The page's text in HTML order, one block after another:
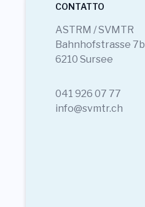
CONTATTO
ASTRM / SVMTR
Bahnhofstrasse 7b
6210 Sursee
041 926 07 77
info@svmtr.ch